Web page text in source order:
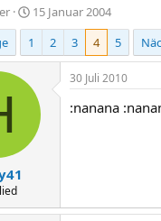
E
r
s
t
l
a
15 Januar 2004
1 2 3 4 5
30 Juli 2010
:nanana